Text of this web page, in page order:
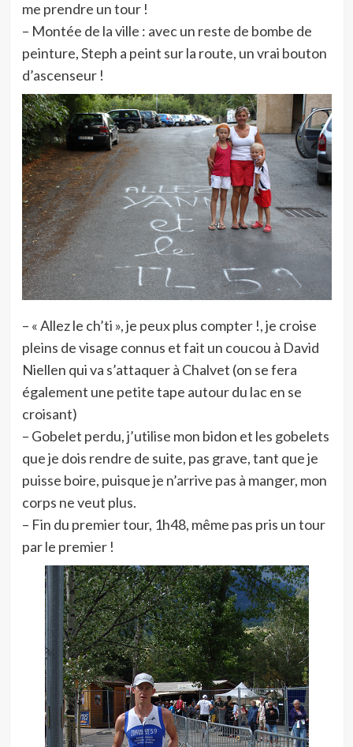
me prendre un tour !
– Montée de la ville : avec un reste de bombe de
peinture, Steph a peint sur la route, un vrai bouton
d’ascenseur !
– « Allez le ch’ti », je peux plus compter !, je croise
pleins de visage connus et fait un coucou à David
Niellen qui va s’attaquer à Chalvet (on se fera
également une petite tape autour du lac en se
croisant)
– Gobelet perdu, j’utilise mon bidon et les gobelets
que je dois rendre de suite, pas grave, tant que je
puisse boire, puisque je n’arrive pas à manger, mon
corps ne veut plus.
– Fin du premier tour, 1h48, même pas pris un tour
par le premier !